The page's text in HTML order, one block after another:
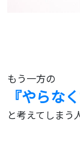
もう一方の
『やらな
と考えてしまう